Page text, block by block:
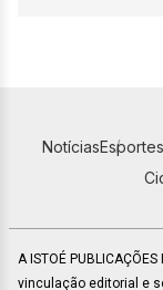
Notícias
A ISTOÉ
vinculação editorial e